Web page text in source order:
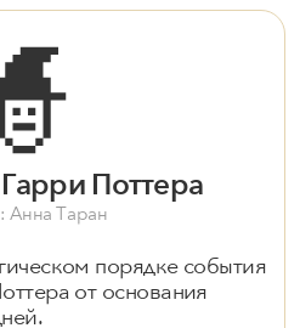
Поттера
Анна Таран
порядке события
от основания